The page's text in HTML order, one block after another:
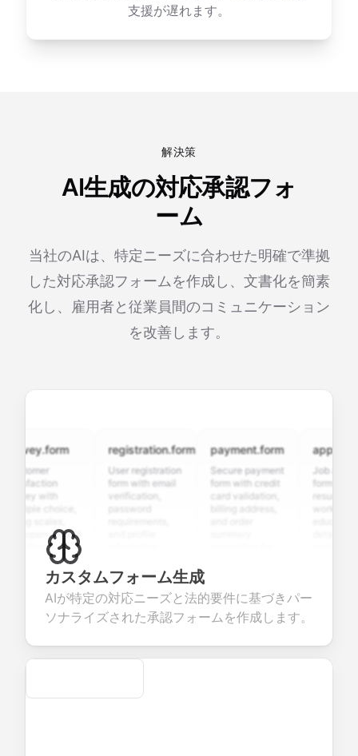
支援が遅れます。
解決策
AI生成の対応承認フォ
ーム
当社のAIは、特定ニーズに合わせた明確で準拠
した対応承認フォームを作成し、文書化を簡素
化し、雇用者と従業員間のコミュニケーション
を改善します。
with
open-ended
valuable
about
products or
registration.form
User registration
form with email
verification,
seamless
account
creation.
payment.form
Secure payment
form with credit
card validation,
commerce
transactions.
Job
form with
resume
candidate
evaluation.
カスタムフォーム生成
AIが特定の対応ニーズと法的要件に基づきパー
ソナライズされた承認フォームを作成します。
Secure